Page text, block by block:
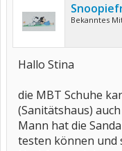
Bekanntes
Hallo Stina
die MBT Schuhe
(Sanitätshaus)
Mann hat die
testen können und